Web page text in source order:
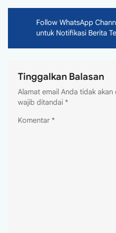
Follow WhatsApp
untuk Notifikasi Berita
Tinggalkan Balasan
Alamat email Anda tidak akan
wajib ditandai *
Komentar *